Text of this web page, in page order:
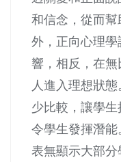
和信念，從而
外，正向心理
響，相反，在
人進入理想狀
少比較，讓學
令學生發揮潛
表無顯示大部